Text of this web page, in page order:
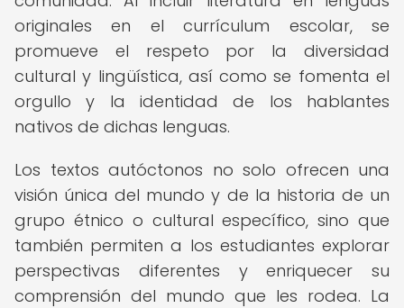
originales en el currículum escolar, se
promueve el respeto por la diversidad
cultural y lingüística, así como se fomenta el
orgullo y la identidad de los hablantes
nativos de dichas lenguas.
Los textos autóctonos no solo ofrecen una
visión única del mundo y de la historia de un
grupo étnico o cultural específico, sino que
también permiten a los estudiantes explorar
perspectivas diferentes y enriquecer su
comprensión del mundo que les rodea. La